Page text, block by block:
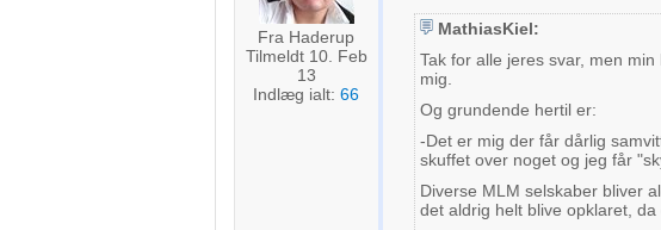
Fra Haderup
Tilmeldt 10. Feb
13
Indlæg ialt: 66
MathiasKiel:
Tak for alle jeres svar, men
mig.
Og grundende hertil er:
-Det er mig der får dårlig
skuffet over noget og jeg får
Diverse MLM selskaber bliver
det aldrig helt blive opklaret,